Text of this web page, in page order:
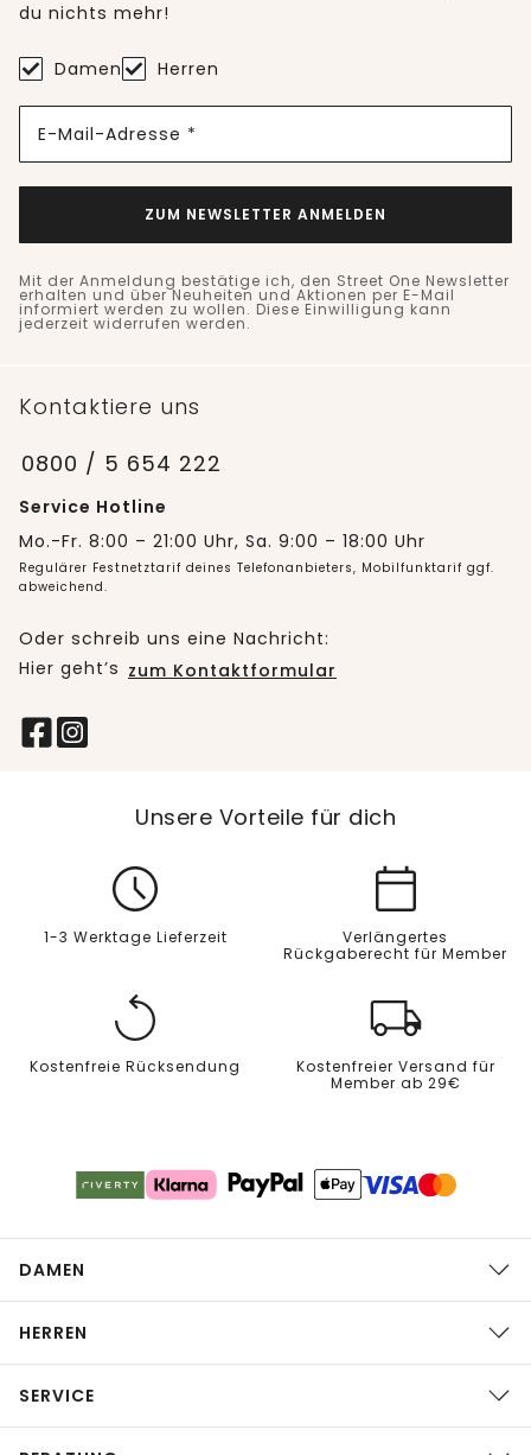
du nichts mehr!
Damen Herren
E-Mail-Adresse *
ZUM NEWSLETTER ANMELDEN
Mit der Anmeldung bestätige ich, den Street One Newsletter
erhalten und über Neuheiten und Aktionen per E-Mail
informiert werden zu wollen. Diese Einwilligung kann
jederzeit widerrufen werden.
Kontaktiere uns
0800 / 5 654 222
Service Hotline
Mo.-Fr. 8:00 – 21:00 Uhr, Sa. 9:00 – 18:00 Uhr
Regulärer Festnetztarif deines Telefonanbieters, Mobilfunktarif ggf.
abweichend.
Oder schreib uns eine Nachricht:
Hier geht’s zum Kontaktformular
Unsere Vorteile für dich
1-3 Werktage Lieferzeit
Verlängertes
Rückgaberecht für Member
Kostenfreie Rücksendung
Kostenfreier Versand für
Member ab 29€
DAMEN
HERREN
SERVICE